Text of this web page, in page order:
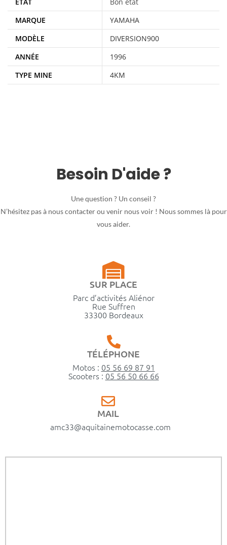
MARQUE
YAMAHA
MODÈLE
DIVERSION900
ANNÉE
1996
TYPE MINE
4KM
Besoin D'aide ?
Une question ? Un conseil ?
N’hésitez pas à nous contacter ou venir nous voir ! Nous sommes là pour
vous aider.
SUR PLACE
Parc d’activités Aliénor
Rue Suffren
33300 Bordeaux
TÉLÉPHONE
Motos : 05 56 69 87 91
Scooters : 05 56 50 66 66
MAIL
amc33@aquitainemotocasse.com